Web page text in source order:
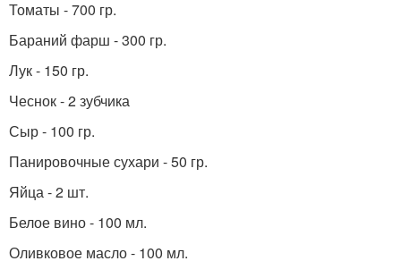
Томаты - 700 гр.
Бараний фарш - 300 гр.
Лук - 150 гр.
Чеснок - 2 зубчика
Сыр - 100 гр.
Панировочные сухари - 50 гр.
Яйца - 2 шт.
Белое вино - 100 мл.
Оливковое масло - 100 мл.